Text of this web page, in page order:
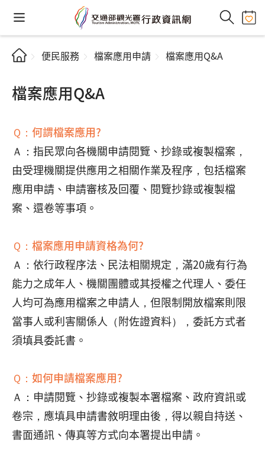
便民服務 檔案應用申請 檔案應用Q&A
檔案應用Q&A
Ｑ：何謂檔案應用?
Ａ：指民眾向各機關申請閱覽、抄錄或複製檔案，
由受理機關提供應用之相關作業及程序，包括檔案
應用申請、申請審核及回覆、閱覽抄錄或複製檔
案、還卷等事項。
Ｑ：檔案應用申請資格為何?
Ａ：依行政程序法、民法相關規定，滿20歲有行為
能力之成年人、機關團體或其授權之代理人、委任
人均可為應用檔案之申請人，但限制開放檔案則限
當事人或利害關係人（附佐證資料），委託方式者
須填具委託書。
Ｑ：如何申請檔案應用?
Ａ：申請閱覽、抄錄或複製本署檔案、政府資訊或
卷宗，應填具申請書敘明理由後，得以親自持送、
書面通訊、傳真等方式向本署提出申請。